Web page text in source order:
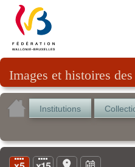
Images et histoires
Institutions